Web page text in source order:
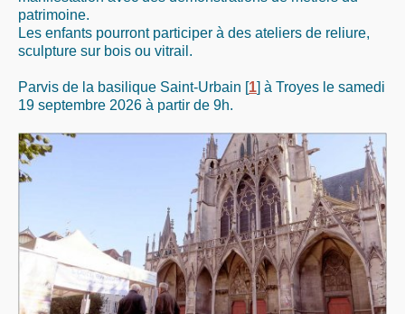
patrimoine.
Les enfants pourront participer à des ateliers de reliure,
sculpture sur bois ou vitrail.
Parvis de la basilique Saint-Urbain [1] à Troyes le samedi
19 septembre 2026 à partir de 9h.